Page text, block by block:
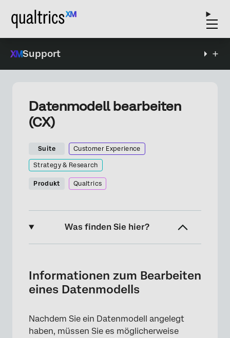
Support
Datenmodell bearbeiten
(CX)
Suite Customer Experience
Strategy & Research
Produkt Qualtrics
Was finden Sie hier?
Datenmodell bearbeiten
Auswählen, welche Felder aus Quellen
eingeschlossen werden sollen
Informationen zum Bearbeiten
eines Datenmodells
Nachdem Sie ein Datenmodell angelegt
haben, müssen Sie es möglicherweise